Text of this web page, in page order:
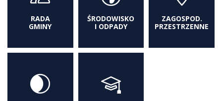
RADA
GMINY
ŚRODOWISKO
I ODPADY
ZAGOSPOD.
PRZESTRZENNE